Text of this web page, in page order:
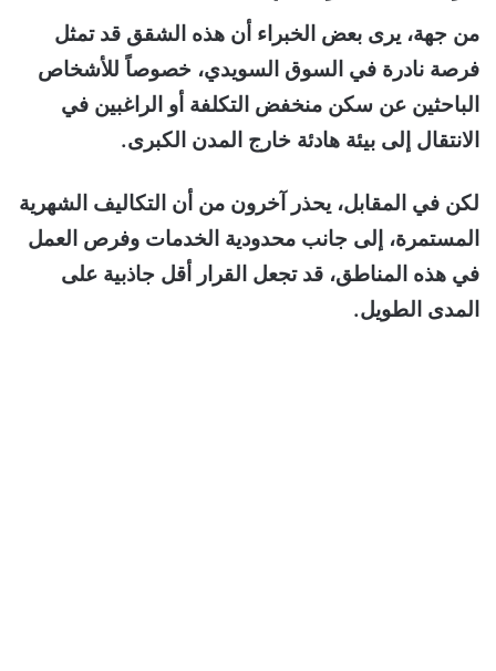
من جهة، يرى بعض الخبراء أن هذه الشقق قد تمثل
فرصة نادرة في السوق السويدي، خصوصاً للأشخاص
الباحثين عن سكن منخفض التكلفة أو الراغبين في
الانتقال إلى بيئة هادئة خارج المدن الكبرى.
لكن في المقابل، يحذر آخرون من أن التكاليف الشهرية
المستمرة، إلى جانب محدودية الخدمات وفرص العمل
في هذه المناطق، قد تجعل القرار أقل جاذبية على
المدى الطويل.